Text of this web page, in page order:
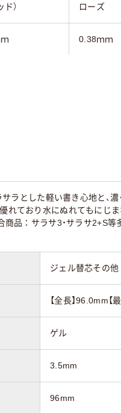
ド） ローズ
0.38ｍｍ
サラとした軽い書き心地と、
れており水にぬれてもにじ
品：サラサ3・サラサ2+S等
ジェル替芯その他
【全長】96.0mm【
ゲル
3.5mm
96mm